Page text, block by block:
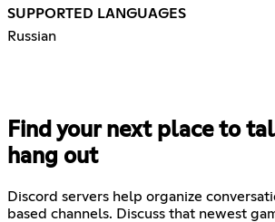
SUPPORTED LANGUAGES
Russian
Find your next place to
hang out
Discord servers help organize
based channels. Discuss that newest